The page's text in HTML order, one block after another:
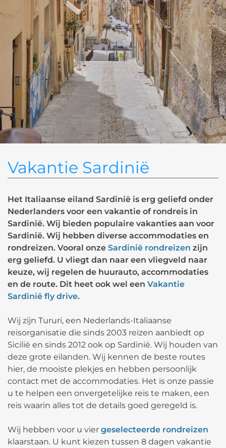
Vakantie Sardinië
Het Italiaanse eiland Sardinië is erg geliefd onder
Nederlanders voor een vakantie of rondreis in
Sardinië. Wij bieden populaire vakanties aan voor
Sardinië. Wij hebben diverse accommodaties en
rondreizen. Vooral onze Sardinië rondreizen zijn
erg geliefd. U vliegt dan naar een vliegveld naar
keuze, wij regelen de huurauto, accommodaties
en de route. Dit heet ook wel een Vakantie
Sardinië fly drive.
Wij zijn Tururi, een Nederlands-Italiaanse
reisorganisatie die sinds 2003 reizen aanbiedt op
Sicilië en sinds 2012 ook op Sardinië. Wij houden van
deze grote eilanden. Wij kennen de beste routes
hier, de mooiste plekjes en hebben persoonlijk
contact met de accommodaties. Het is onze passie
u te helpen een onvergetelijke reis te maken, een
reis waarin alles tot de details goed geregeld is.
Wij hebben voor u vier geselecteerde rondreizen
klaarstaan. U kunt kiezen tussen 8 dagen vakantie